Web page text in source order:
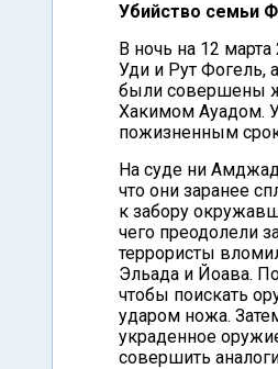
Убийство семьи
В ночь на 12
Уди и Рут Фогель,
были совершены
Хакимом Ауадом.
пожизненным
На суде ни
что они заранее
к забору
чего преодолели
террористы
Эльада и Йоава.
чтобы поискать
ударом ножа.
украденное
совершить